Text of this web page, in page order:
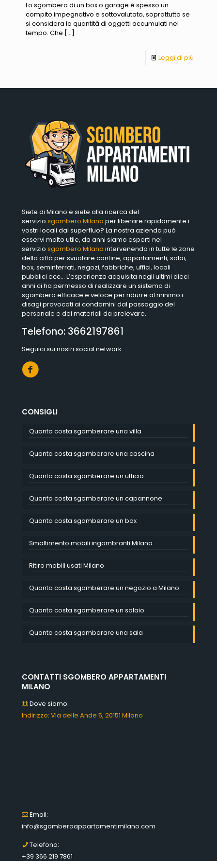
Lo sgombero di un box o garage è spesso un
compito impegnativo e sottovalutato, soprattutto se
si considera la quantità di oggetti accumulati nel
tempo. Che […]
Leggi di più
Siete di Milano e siete alla ricerca del
servizio sgombero Milano per liberare rapidamente i
vostri locali dal superfluo? La nostra azienda può
esservi molto utile, da anni siamo esperti nel
servizio sgombero Milano intervenendo in tutte le zone
della città per svuotare cantine, appartamenti, solai,
box, seminterrati, negozi, fabbriche, uffici, locali
pubblici ecc… L’esperienza acquisita negli ultimi dieci
anni ci ha permesso di realizzare un sistema di
sgombero efficace e veloce per ridurre al minimo i
disagi provocati ai condomini dal passaggio del
personale e dei materiali da prelevare.
Telefono: 3662197861
Seguici sui nostri social network:
CONSIGLI
Quanto costa sgomberare una villa
Quanto costa sgomberare una cascina
Quanto costa sgomberare un ufficio
Quanto costa sgomberare un capannone
Quanto costa sgomberare un box
Smaltimento mobili ingombranti Milano
Ritiro mobili usati Milano
Quanto costa sgomberare un negozio a Milano
Quanto costa sgomberare un solaio
Quanto costa sgomberare una sala
CONTATTI SGOMBERO APPARTAMENTI
MILANO
Dove siamo:
Indirizzo: Via delle Ande 5, 20151 Milano
Email:
info@sgomberoappartamentimilano.com
Telefono:
+39 366 219 7861